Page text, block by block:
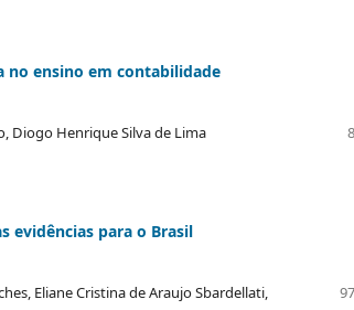
no ensino em contabilidade
Diogo Henrique Silva de Lima
evidências para o Brasil
Eliane Cristina de Araujo Sbardellati,